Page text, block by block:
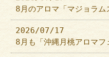
8月のアロマ「マジョラム
2026/07/17
8月も「沖縄月桃アロマフ